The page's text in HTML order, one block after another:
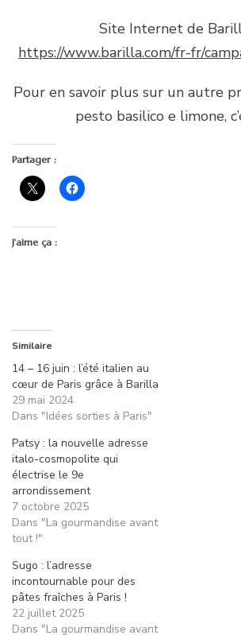
Site Internet de
https://www.barilla.com/fr-fr/
Pour en savoir plus sur un autre
pesto basilico e limone,
Partager :
J’aime ça :
Similaire
14 – 16 juin : l’été italien au
cœur de Paris grâce à Barilla
29 mai 2024
Dans "Idées sorties à Paris"
Patsy : la nouvelle adresse
italo-cosmopolite qui
électrise le 9e
arrondissement
7 octobre 2025
Dans "La gourmandise avant
tout !"
Sugo : l’adresse
incontournable pour des
pâtes fraîches à Paris !
22 juillet 2025
Dans "La gourmandise avant